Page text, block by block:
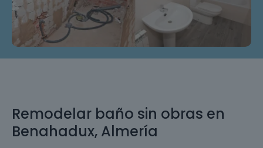
Remodelar baño sin obras en
Benahadux, Almería